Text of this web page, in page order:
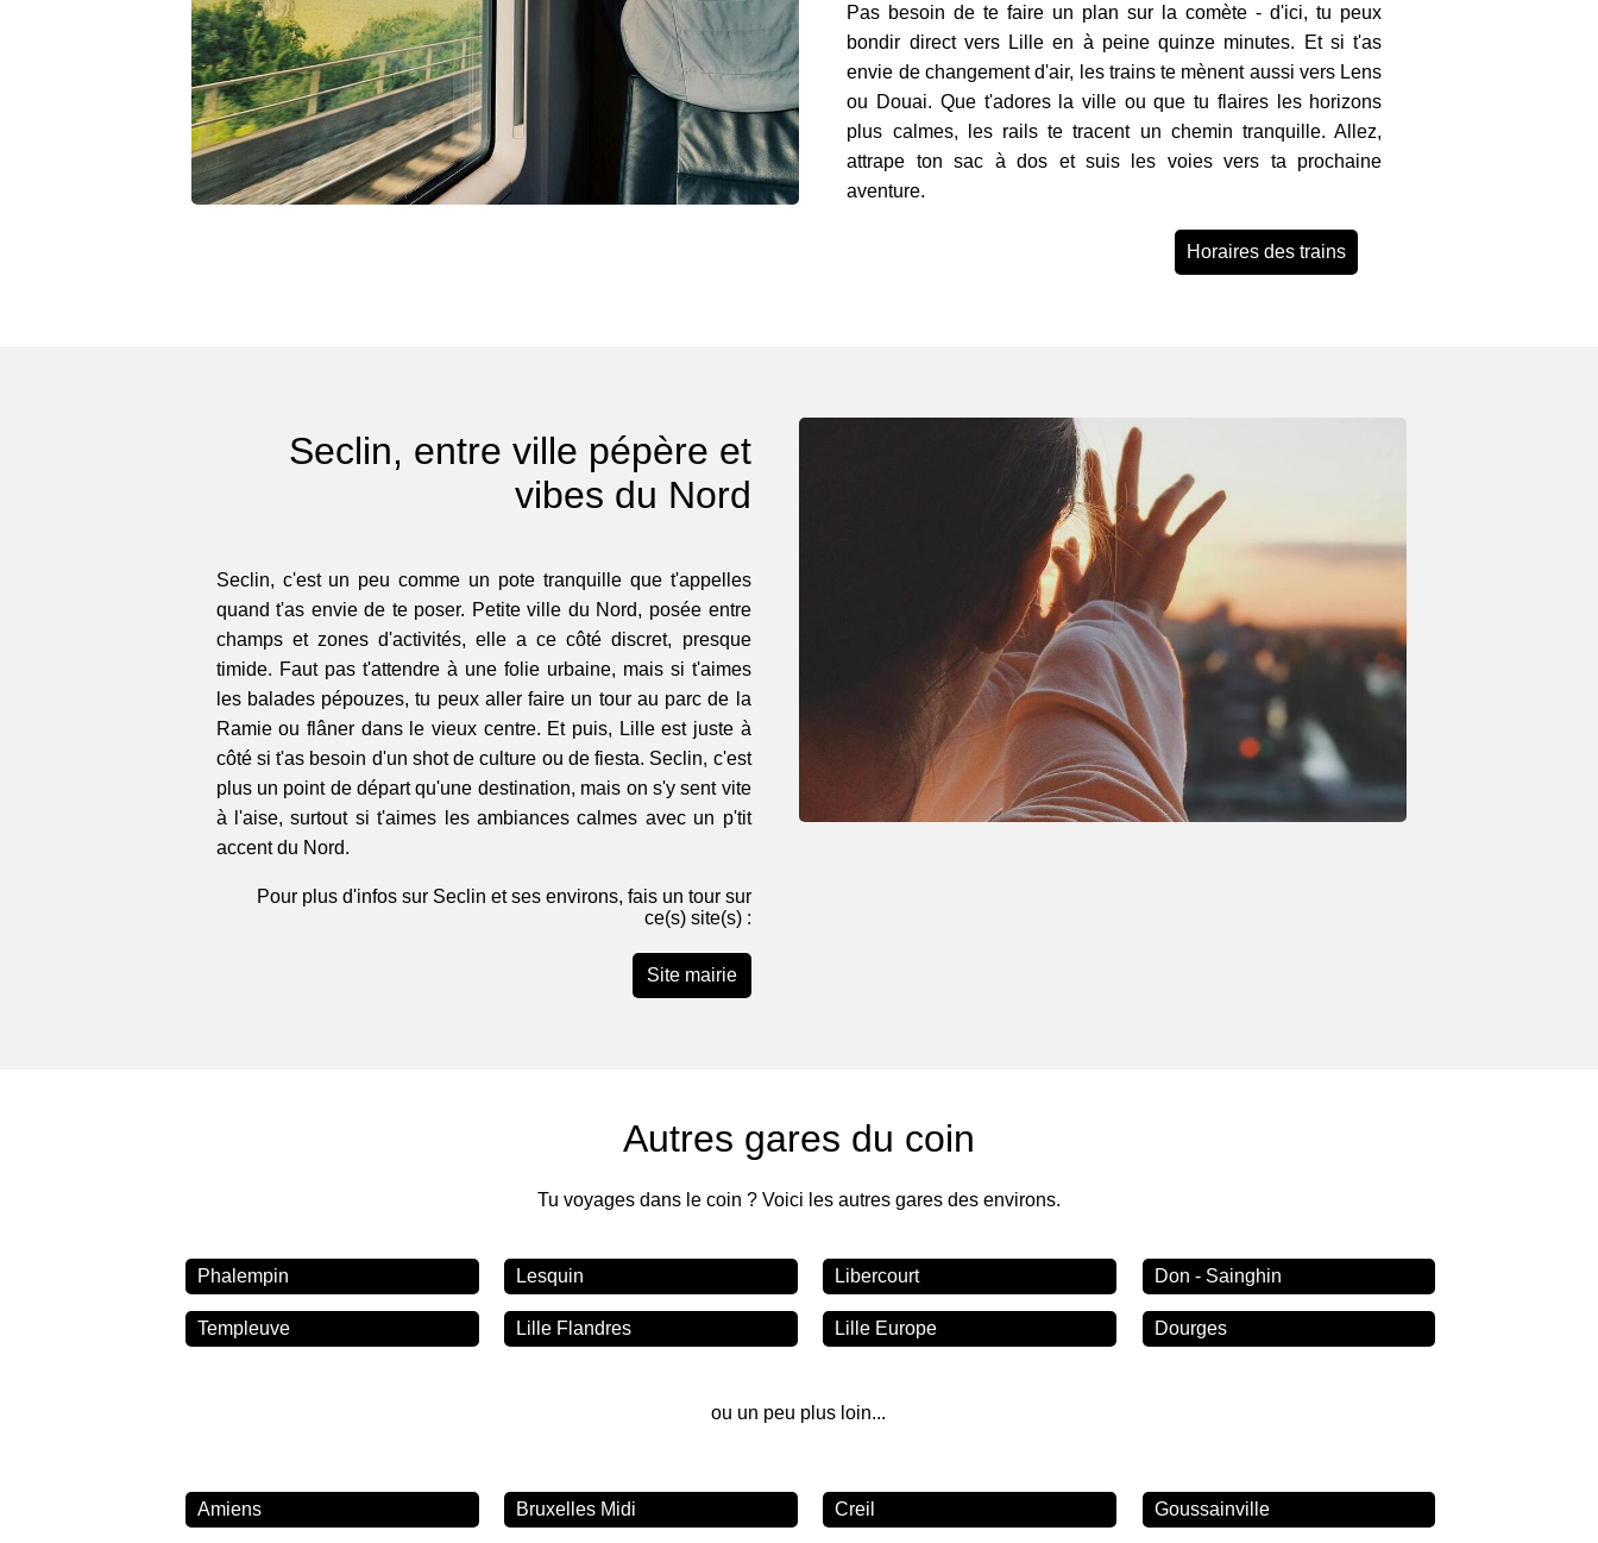
Pas besoin de te faire un plan sur la comète - d'ici, tu peux
bondir direct vers Lille en à peine quinze minutes. Et si t'as
envie de changement d'air, les trains te mènent aussi vers Lens
ou Douai. Que t'adores la ville ou que tu flaires les horizons
plus calmes, les rails te tracent un chemin tranquille. Allez,
attrape ton sac à dos et suis les voies vers ta prochaine
aventure.
Horaires des trains
Seclin, entre ville pépère et
vibes du Nord
Seclin, c'est un peu comme un pote tranquille que t'appelles
quand t'as envie de te poser. Petite ville du Nord, posée entre
champs et zones d'activités, elle a ce côté discret, presque
timide. Faut pas t'attendre à une folie urbaine, mais si t'aimes
les balades pépouzes, tu peux aller faire un tour au parc de la
Ramie ou flâner dans le vieux centre. Et puis, Lille est juste à
côté si t'as besoin d'un shot de culture ou de fiesta. Seclin, c'est
plus un point de départ qu'une destination, mais on s'y sent vite
à l'aise, surtout si t'aimes les ambiances calmes avec un p'tit
accent du Nord.
Pour plus d'infos sur Seclin et ses environs, fais un tour sur
ce(s) site(s) :
Site mairie
Autres gares du coin
Tu voyages dans le coin ? Voici les autres gares des environs.
Phalempin Lesquin Libercourt Don - Sainghin
Templeuve Lille Flandres Lille Europe Dourges
ou un peu plus loin...
Amiens Bruxelles Midi Creil Goussainville